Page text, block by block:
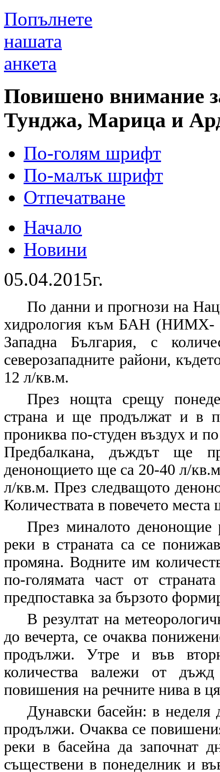
Попълнете
нашата
анкета
Повишено внимание
Тунджа, Марица и
По-голям шрифт
По-малък шрифт
Отпечатване
Начало
Новини
05.04.2015г.
По данни и прогнози на
хидрология към БАН (НИМХ-
Западна България, с
северозападните райони,
12 л/кв.м.
През нощта срещу
страна и ще продължат и в
прониква по-студен въздух и
Предбалкана, дъждът ще
денонощието ще са 20-40 л/
л/кв.м. През следващото
Количествата в повечето
През миналото денонощие
реки в страната са се
промяна. Водните им
по-голямата част от
предпоставка за бързото
В резултат на
до вечерта, се очаква
продължи. Утре и във
количества валежи от
повишения на речните нива в
Дунавски басейн: в
продължи. Очаква се
реки в басейна да започнат
съществени в понеделник и